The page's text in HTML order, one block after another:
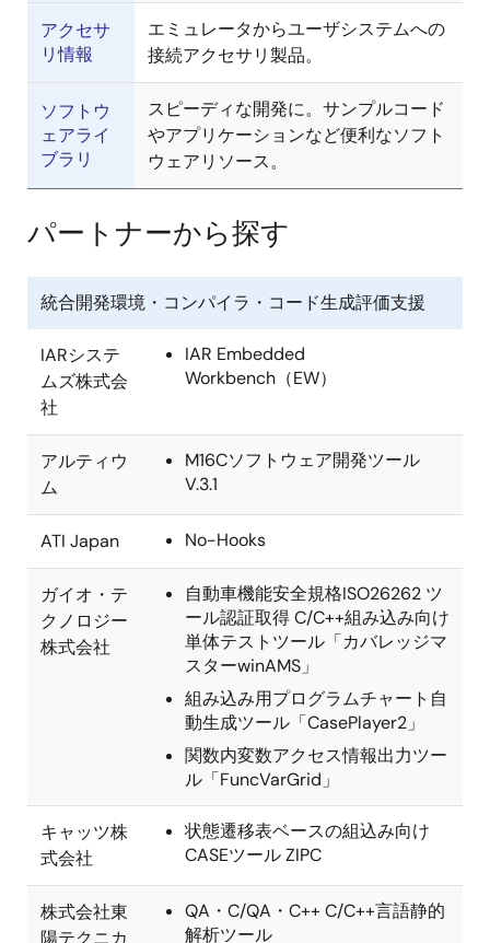
アクセサ
リ情報
エミュレータからユーザシステムへの
接続アクセサリ製品。
ソフトウ
ェアライ
ブラリ
スピーディな開発に。サンプルコード
やアプリケーションなど便利なソフト
ウェアリソース。
パートナーから探す
統合開発環境・コンパイラ・コード生成評価支援
IARシステ
ムズ株式会
社
IAR Embedded
Workbench（EW）
アルティウ
ム
M16Cソフトウェア開発ツール
V.3.1
ATI Japan No-Hooks
ガイオ・テ
クノロジー
株式会社
自動車機能安全規格ISO26262 ツ
ール認証取得 C/C++組み込み向け
単体テストツール「カバレッジマ
スターwinAMS」
組み込み用プログラムチャート自
動生成ツール「CasePlayer2」
関数内変数アクセス情報出力ツー
ル「FuncVarGrid」
キャッツ株
式会社
状態遷移表ベースの組込み向け
CASEツール ZIPC
株式会社東
QA・C/QA・C++ C/C++言語静的
解析ツール